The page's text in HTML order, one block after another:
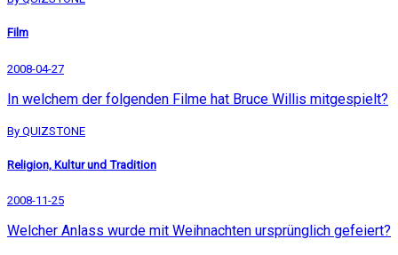
Film
2008-04-27
In welchem der folgenden Filme hat Bruce Willis mitgespielt?
By QUIZSTONE
Religion, Kultur und Tradition
2008-11-25
Welcher Anlass wurde mit Weihnachten ursprünglich gefeiert?